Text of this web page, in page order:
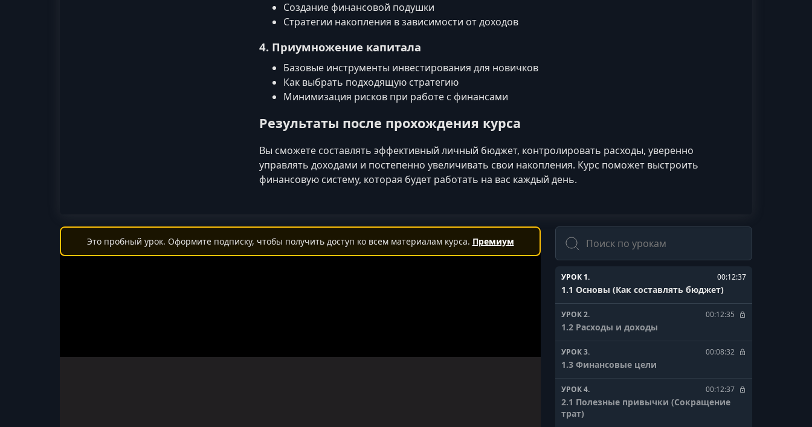
Создание финансовой подушки
Стратегии накопления в зависимости от доходов
4. Приумножение капитала
Базовые инструменты инвестирования для новичков
Как выбрать подходящую стратегию
Минимизация рисков при работе с финансами
Результаты после прохождения курса
Вы сможете составлять эффективный личный бюджет, контролировать расходы, уверенно
управлять доходами и постепенно увеличивать свои накопления. Курс поможет выстроить
финансовую систему, которая будет работать на вас каждый день.
Это пробный урок. Оформите подписку, чтобы получить доступ ко всем материалам курса. Премиум
Поиск
УРОК 1. 00:12:37
1.1 Основы (Как составлять бюджет)
УРОК 2. 00:12:35
1.2 Расходы и доходы
УРОК 3. 00:08:32
1.3 Финансовые цели
УРОК 4. 00:12:37
2.1 Полезные привычки (Сокращение
трат)